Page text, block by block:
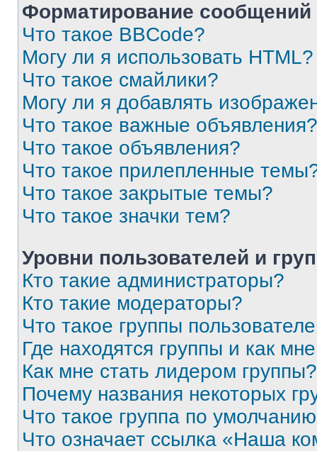
Форматирование
Что такое BBCode?
Могу ли я использовать HTML?
Что такое смайлики?
Могу ли я добавлять
Что такое важные объявления?
Что такое объявления?
Что такое прилепленные
Что такое закрытые темы?
Что такое значки тем?
Уровни пользователей и
Кто такие администраторы?
Кто такие модераторы?
Что такое группы
Где находятся группы и как
Как мне стать лидером группы?
Почему названия некоторых
Что такое группа по
Что означает ссылка «Наша